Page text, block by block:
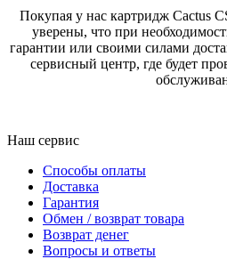
Покупая у нас картридж Cactus
уверены, что при
гарантии или своими силами
сервисный центр, где будет
Наш сервис
Способы оплаты
Доставка
Гарантия
Обмен / возврат товара
Возврат денег
Вопросы и ответы